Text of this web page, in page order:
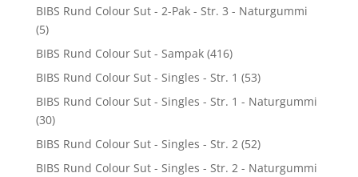
BIBS Rund Colour Sut - 2-Pak - Str. 3 - Naturgummi
(5)
BIBS Rund Colour Sut - Sampak (416)
BIBS Rund Colour Sut - Singles - Str. 1 (53)
BIBS Rund Colour Sut - Singles - Str. 1 - Naturgummi
(30)
BIBS Rund Colour Sut - Singles - Str. 2 (52)
BIBS Rund Colour Sut - Singles - Str. 2 - Naturgummi